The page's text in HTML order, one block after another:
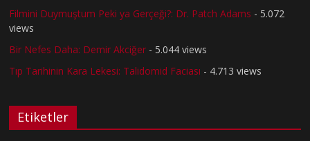
Filmini Duymuştum Peki ya Gerçeği?: Dr. Patch Adams - 5.072
views
Bir Nefes Daha: Demir Akciğer - 5.044 views
Tıp Tarihinin Kara Lekesi: Talidomid Faciası - 4.713 views
Etiketler